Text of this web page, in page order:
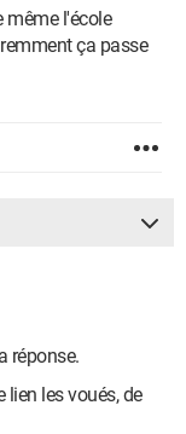
même l'école
ça passe
réponse.
les voués, de